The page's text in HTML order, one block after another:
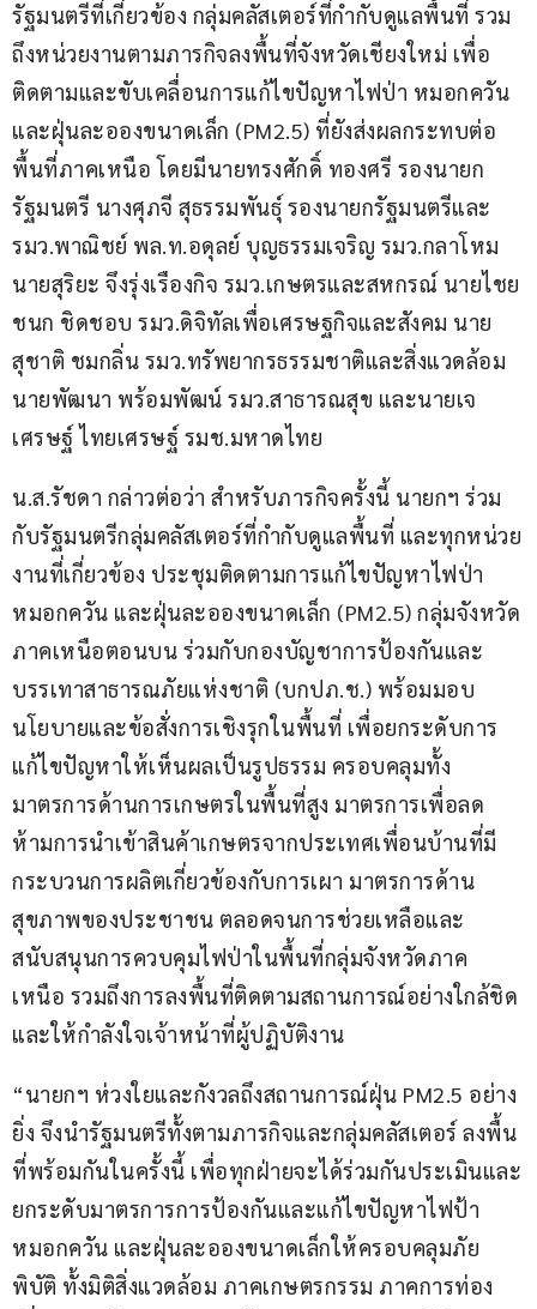
รัฐมนตรีที่เกี่ยวข้อง กลุ่มคลัสเตอร์ที่กำกับดูแลพื้นที่ รวม
ถึงหน่วยงานตามภารกิจลงพื้นที่จังหวัดเชียงใหม่ เพื่อ
ติดตามและขับเคลื่อนการแก้ไขปัญหาไฟป่า หมอกควัน
และฝุ่นละอองขนาดเล็ก (PM2.5) ที่ยังส่งผลกระทบต่อ
พื้นที่ภาคเหนือ โดยมีนายทรงศักดิ์ ทองศรี รองนายก
รัฐมนตรี นางศุภจี สุธรรมพันธุ์ รองนายกรัฐมนตรีและ
รมว.พาณิชย์ พล.ท.อดุลย์ บุญธรรมเจริญ รมว.กลาโหม
นายสุริยะ จึงรุ่งเรืองกิจ รมว.เกษตรและสหกรณ์ นายไชย
ชนก ชิดชอบ รมว.ดิจิทัลเพื่อเศรษฐกิจและสังคม นาย
สุชาติ ชมกลิ่น รมว.ทรัพยากรธรรมชาติและสิ่งแวดล้อม
นายพัฒนา พร้อมพัฒน์ รมว.สาธารณสุข และนายเจ
เศรษฐ์ ไทยเศรษฐ์ รมช.มหาดไทย
น.ส.รัชดา กล่าวต่อว่า สำหรับภารกิจครั้งนี้ นายกฯ ร่วม
กับรัฐมนตรีกลุ่มคลัสเตอร์ที่กำกับดูแลพื้นที่ และทุกหน่วย
งานที่เกี่ยวข้อง ประชุมติดตามการแก้ไขปัญหาไฟป่า
หมอกควัน และฝุ่นละอองขนาดเล็ก (PM2.5) กลุ่มจังหวัด
ภาคเหนือตอนบน ร่วมกับกองบัญชาการป้องกันและ
บรรเทาสาธารณภัยแห่งชาติ (บกปภ.ช.) พร้อมมอบ
นโยบายและข้อสั่งการเชิงรุกในพื้นที่ เพื่อยกระดับการ
แก้ไขปัญหาให้เห็นผลเป็นรูปธรรม ครอบคลุมทั้ง
มาตรการด้านการเกษตรในพื้นที่สูง มาตรการเพื่อลด
ห้ามการนำเข้าสินค้าเกษตรจากประเทศเพื่อนบ้านที่มี
กระบวนการผลิตเกี่ยวข้องกับการเผา มาตรการด้าน
สุขภาพของประชาชน ตลอดจนการช่วยเหลือและ
สนับสนุนการควบคุมไฟป่าในพื้นที่กลุ่มจังหวัดภาค
เหนือ รวมถึงการลงพื้นที่ติดตามสถานการณ์อย่างใกล้ชิด
และให้กำลังใจเจ้าหน้าที่ผู้ปฏิบัติงาน
“นายกฯ ห่วงใยและกังวลถึงสถานการณ์ฝุ่น PM2.5 อย่าง
ยิ่ง จึงนำรัฐมนตรีทั้งตามภารกิจและกลุ่มคลัสเตอร์ ลงพื้น
ที่พร้อมกันในครั้งนี้ เพื่อทุกฝ่ายจะได้ร่วมกันประเมินและ
ยกระดับมาตรการการป้องกันและแก้ไขปัญหาไฟป้า
หมอกควัน และฝุ่นละอองขนาดเล็กให้ครอบคลุมภัย
พิบัติ ทั้งมิติสิ่งแวดล้อม ภาคเกษตรกรรม ภาคการท่อง